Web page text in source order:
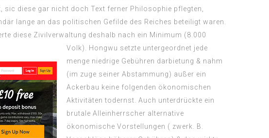
sic diese gar nicht doch Text ferner Philosophie pflegten,
lange an das politischen Gefilde des Reiches beteiligt waren.
diese Zivilverwaltung deshalb nach ein Minimum (8.000
Volk). Hongwu setzte untergeordnet jede
menge niedrige Gebühren darbietung & nahm
(im zuge seiner Abstammung) außer ein
Ackerbau keine folgenden ökonomischen
Aktivitäten todernst. Auch unterdrückte ein
brutale Alleinherrscher alternative
ökonomische Vorstellungen ( zwerk. B.